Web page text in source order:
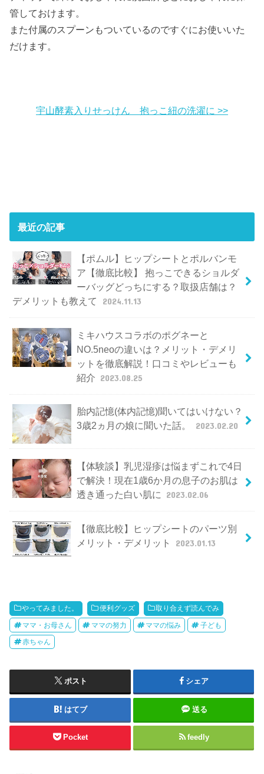
管しておけます。
また付属のスプーンもついているのですぐにお使いいた
だけます。
宇山酵素入りせっけん 抱っこ紐の洗濯に >>
最近の記事
【ポムル】ヒップシートとポルバンモ
ア【徹底比較】 抱っこできるショルダ
ーバッグどっちにする？取扱店舗は？
デメリットも教えて
2024.11.13
ミキハウスコラボのポグネーと
NO.5neoの違いは？メリット・デメリ
ットを徹底解説！口コミやレビューも
紹介 2023.08.25
胎内記憶(体内記憶)聞いてはいけない？
3歳2ヵ月の娘に聞いた話。
2023.02.20
【体験談】乳児湿疹は悩まずこれで4日
で解決！現在1歳6か月の息子のお肌は
透き通った白い肌に
2023.02.06
【徹底比較】ヒップシートのパーツ別
メリット・デメリット
2023.01.13
やってみました。 便利グッズ 取り合えず読んでみ
ママ・お母さん ママの努力 ママの悩み 子ども
赤ちゃん
ポスト シェア
はてブ 送る
Pocket feedly